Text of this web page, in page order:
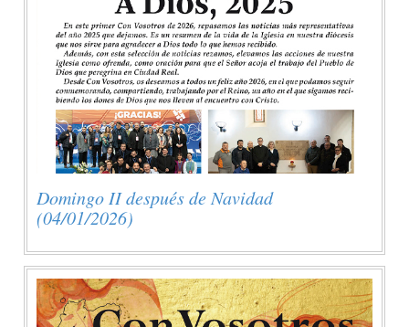
Domingo II después de Navidad
(04/01/2026)